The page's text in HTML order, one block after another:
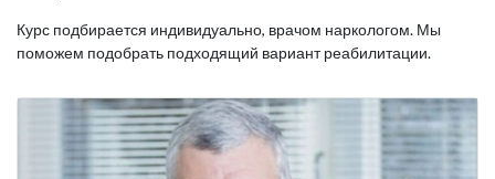
Курс подбирается индивидуально, врачом наркологом. Мы
поможем подобрать подходящий вариант реабилитации.